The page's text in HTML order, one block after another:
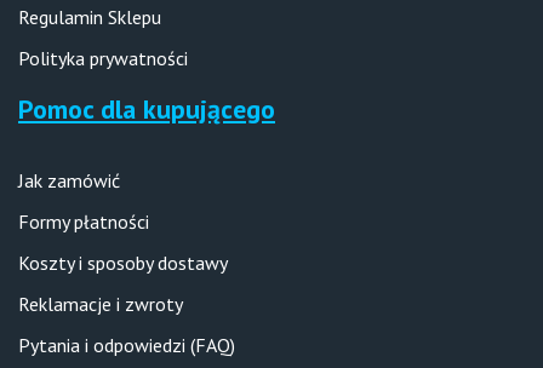
Regulamin Sklepu
Polityka prywatności
Pomoc dla kupującego
Jak zamówić
Formy płatności
Koszty i sposoby dostawy
Reklamacje i zwroty
Pytania i odpowiedzi (FAQ)